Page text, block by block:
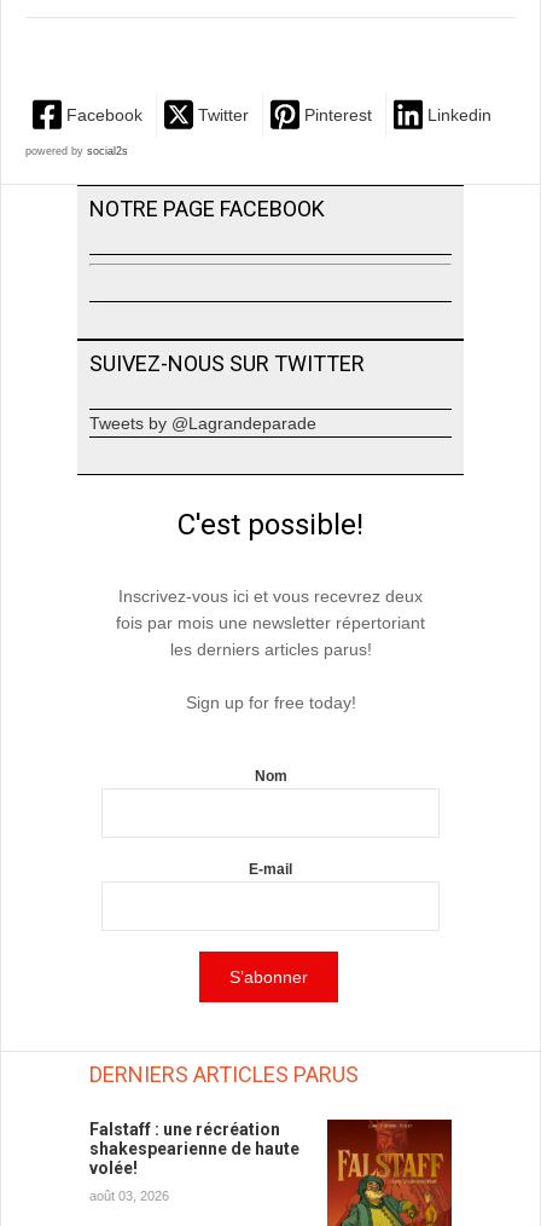
Facebook Twitter Pinterest Linkedin
powered by social2s
NOTRE PAGE FACEBOOK
SUIVEZ-NOUS SUR TWITTER
Tweets by @Lagrandeparade
C'est possible!
Inscrivez-vous ici et vous recevrez deux
fois par mois une newsletter répertoriant
les derniers articles parus!
Sign up for free today!
Nom
E-mail
DERNIERS ARTICLES PARUS
Falstaff : une récréation
shakespearienne de haute
volée!
août 03, 2026